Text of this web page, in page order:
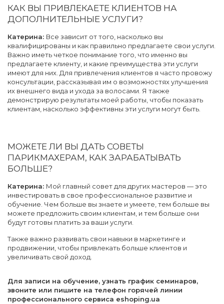
КАК ВЫ ПРИВЛЕКАЕТЕ КЛИЕНТОВ НА
ДОПОЛНИТЕЛЬНЫЕ УСЛУГИ?
Катерина: Все зависит от того, насколько вы
квалифицированы и как правильно предлагаете свои услуги.
Важно иметь четкое понимание того, что именно вы
предлагаете клиенту, и какие преимущества эти услуги
имеют для них. Для привлечения клиентов я часто провожу
консультации, рассказывая им о возможностях улучшения
их внешнего вида и ухода за волосами. Я также
демонстрирую результаты моей работы, чтобы показать
клиентам, насколько эффективны эти услуги могут быть.
МОЖЕТЕ ЛИ ВЫ ДАТЬ СОВЕТЫ
ПАРИКМАХЕРАМ, КАК ЗАРАБАТЫВАТЬ
БОЛЬШЕ?
Катерина: Мой главный совет для других мастеров — это
инвестировать в свое профессиональное развитие и
обучение. Чем больше вы знаете и умеете, тем больше вы
можете предложить своим клиентам, и тем больше они
будут готовы платить за ваши услуги.
Также важно развивать свои навыки в маркетинге и
продвижении, чтобы привлекать больше клиентов и
увеличивать свой доход.
Для записи на обучение, узнать график семинаров,
звоните или пишите на телефон горячей линии
профессионального сервиса eshoping.ua